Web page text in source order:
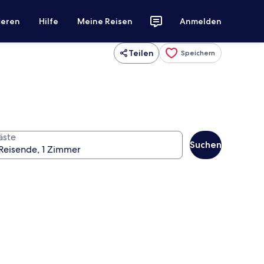
Hilfe Meine Reisen Anmelden
Teilen Speichern
Suchen